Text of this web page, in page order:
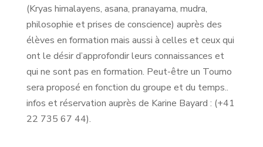
(Kryas himalayens, asana, pranayama, mudra,
philosophie et prises de conscience) auprès des
élèves en formation mais aussi à celles et ceux qui
ont le désir d’approfondir leurs connaissances et
qui ne sont pas en formation. Peut-être un Toumo
sera proposé en fonction du groupe et du temps..
infos et réservation auprès de Karine Bayard : (+41
22 735 67 44).